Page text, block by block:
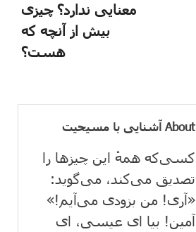
معنایی ندارد؟ چیزی
بیش از آنچه که
هست؟
About آشنایی با مسیحیت
کسی‌که همهٔ این چیزها را
تصدیق می‌كند، می‌گوید:
«آری! من بزودی می‌آیم!»
آمین! بیا ای عیسی، ای